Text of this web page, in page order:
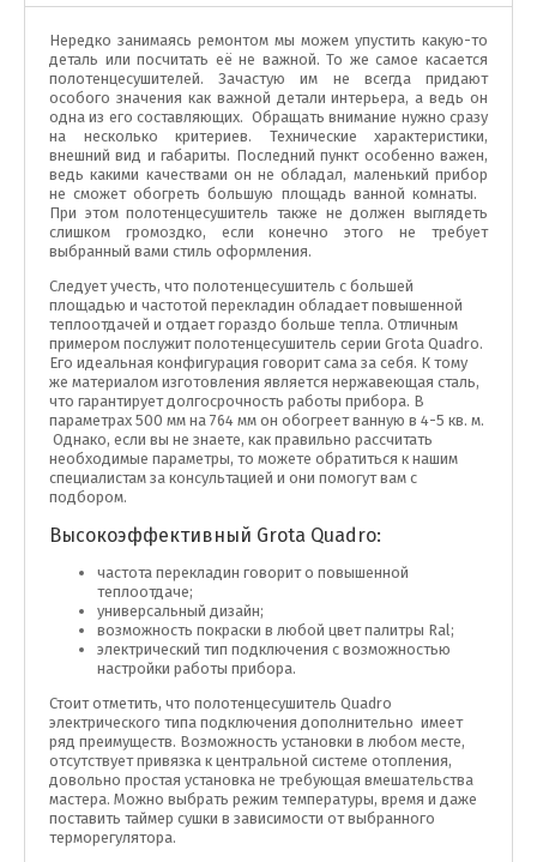
Нередко занимаясь ремонтом мы можем упустить какую-то
деталь или посчитать её не важной. То же самое касается
полотенцесушителей. Зачастую им не всегда придают
особого значения как важной детали интерьера, а ведь он
одна из его составляющих. Обращать внимание нужно сразу
на несколько критериев. Технические характеристики,
внешний вид и габариты. Последний пункт особенно важен,
ведь какими качествами он не обладал, маленький прибор
не сможет обогреть большую площадь ванной комнаты.
При этом полотенцесушитель также не должен выглядеть
слишком громоздко, если конечно этого не требует
выбранный вами стиль оформления.
Следует учесть, что полотенцесушитель с большей
площадью и частотой перекладин обладает повышенной
теплоотдачей и отдает гораздо больше тепла. Отличным
примером послужит полотенцесушитель серии Grota Quadro.
Его идеальная конфигурация говорит сама за себя. К тому
же материалом изготовления является нержавеющая сталь,
что гарантирует долгосрочность работы прибора. В
параметрах 500 мм на 764 мм он обогреет ванную в 4-5 кв. м.
Однако, если вы не знаете, как правильно рассчитать
необходимые параметры, то можете обратиться к нашим
специалистам за консультацией и они помогут вам с
подбором.
Высокоэффективный Grota Quadro:
частота перекладин говорит о повышенной
теплоотдаче;
универсальный дизайн;
возможность покраски в любой цвет палитры Ral;
электрический тип подключения с возможностью
настройки работы прибора.
Стоит отметить, что полотенцесушитель Quadro
электрического типа подключения дополнительно имеет
ряд преимуществ. Возможность установки в любом месте,
отсутствует привязка к центральной системе отопления,
довольно простая установка не требующая вмешательства
мастера. Можно выбрать режим температуры, время и даже
поставить таймер сушки в зависимости от выбранного
терморегулятора.